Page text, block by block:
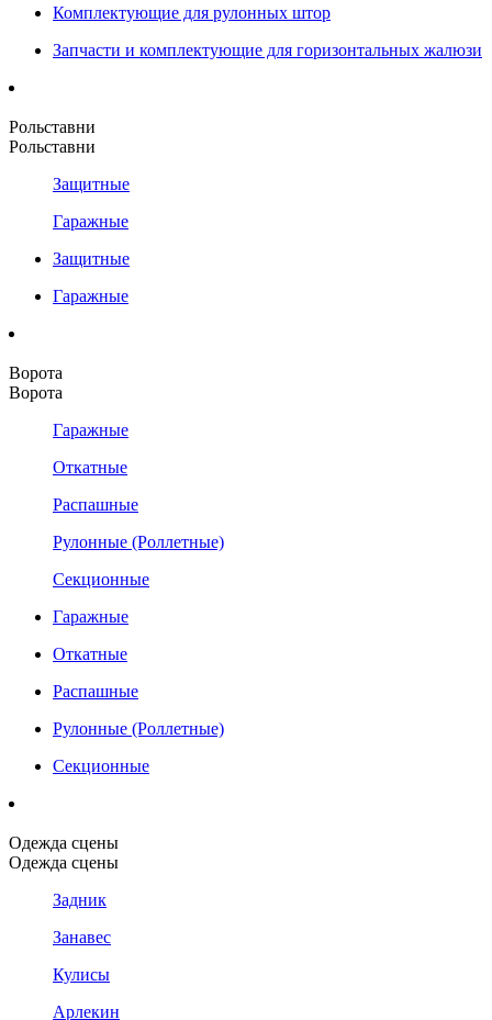
Комплектующие для рулонных штор
Запчасти и комплектующие для горизонтальных жалюзи
Рольставни
Рольставни
Защитные
Гаражные
Защитные
Гаражные
Ворота
Ворота
Гаражные
Откатные
Распашные
Рулонные (Роллетные)
Секционные
Гаражные
Откатные
Распашные
Рулонные (Роллетные)
Секционные
Одежда сцены
Одежда сцены
Задник
Занавес
Кулисы
Арлекин